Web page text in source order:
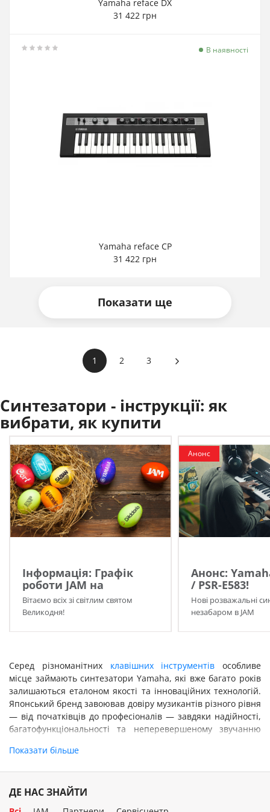
Yamaha reface DX
31 422 грн
В наявності
Yamaha reface CP
31 422 грн
Показати ще
1 2 3
Синтезатори - інструкції: як
вибрати, як купити
Інформація: Графік
роботи JAM на
Великдень 2026!
Вітаємо всіх зі світлим святом
Великодня!
Анонс
Анонс:
/ PSR-E583!
Нові розважальні
незабаром в JAM
Серед різноманітних клавішних інструментів особливе
місце займають синтезатори Yamaha, які вже багато років
залишаються еталоном якості та інноваційних технологій.
Японський бренд завоював довіру музикантів різного рівня
— від початківців до професіоналів — завдяки надійності,
багатофункціональності та неперевершеному звучанню
конкурентів якістю збірки, інтуїтивним інтерфейсом та
Синтезатори Yamaha —
Показати більше
ДЕ НАС ЗНАЙТИ